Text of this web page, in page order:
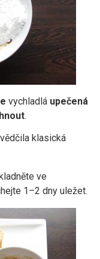
vychladlá upečená
.
klasická
ve
1–2 dny uležet.